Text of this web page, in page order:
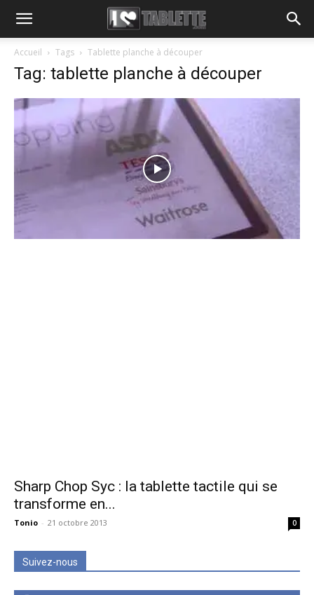
Accueil Tags Tablette planche à découper
Tag: tablette planche à découper
Sharp Chop Syc : la tablette tactile qui se
transforme en...
Tonio - 21 octobre 2013 0
Suivez-nous